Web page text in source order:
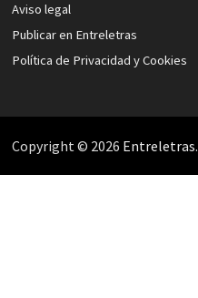
Aviso legal
Publicar en Entreletras
Política de Privacidad y Cookies
Copyright © 2026 Entreletras.